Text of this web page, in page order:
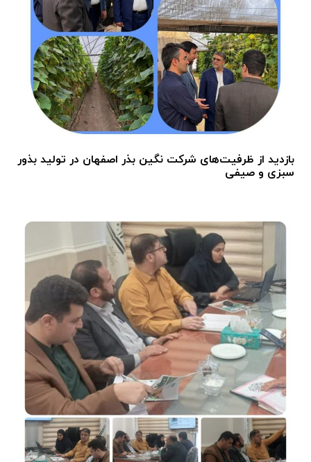
بازدید از ظرفیت‌های شرکت نگین بذر اصفهان در تولید بذور
سبزی و صیفی